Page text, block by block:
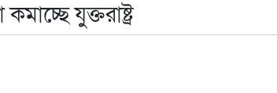
যুক্তরাষ্ট্র